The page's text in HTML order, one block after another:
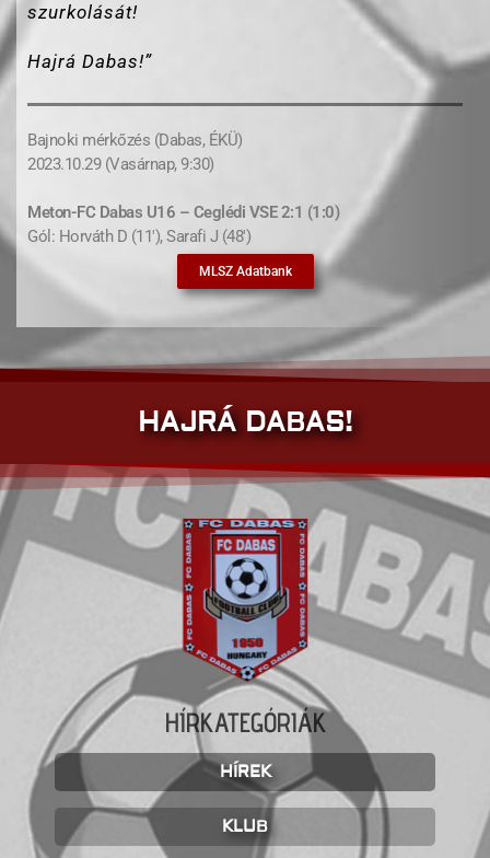
szurkolását!
Hajrá Dabas!”
Bajnoki mérkőzés (Dabas, ÉKÜ)
2023.10.29 (Vasárnap, 9:30)
Meton-FC Dabas U16 – Ceglédi VSE 2:1 (1:0)
Gól: Horváth D (11′), Sarafi J (48′)
MLSZ Adatbank
HAJRÁ DABAS!
HÍRKATEGÓRIÁK
HÍREK
KLUB